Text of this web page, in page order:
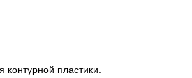
пластики.